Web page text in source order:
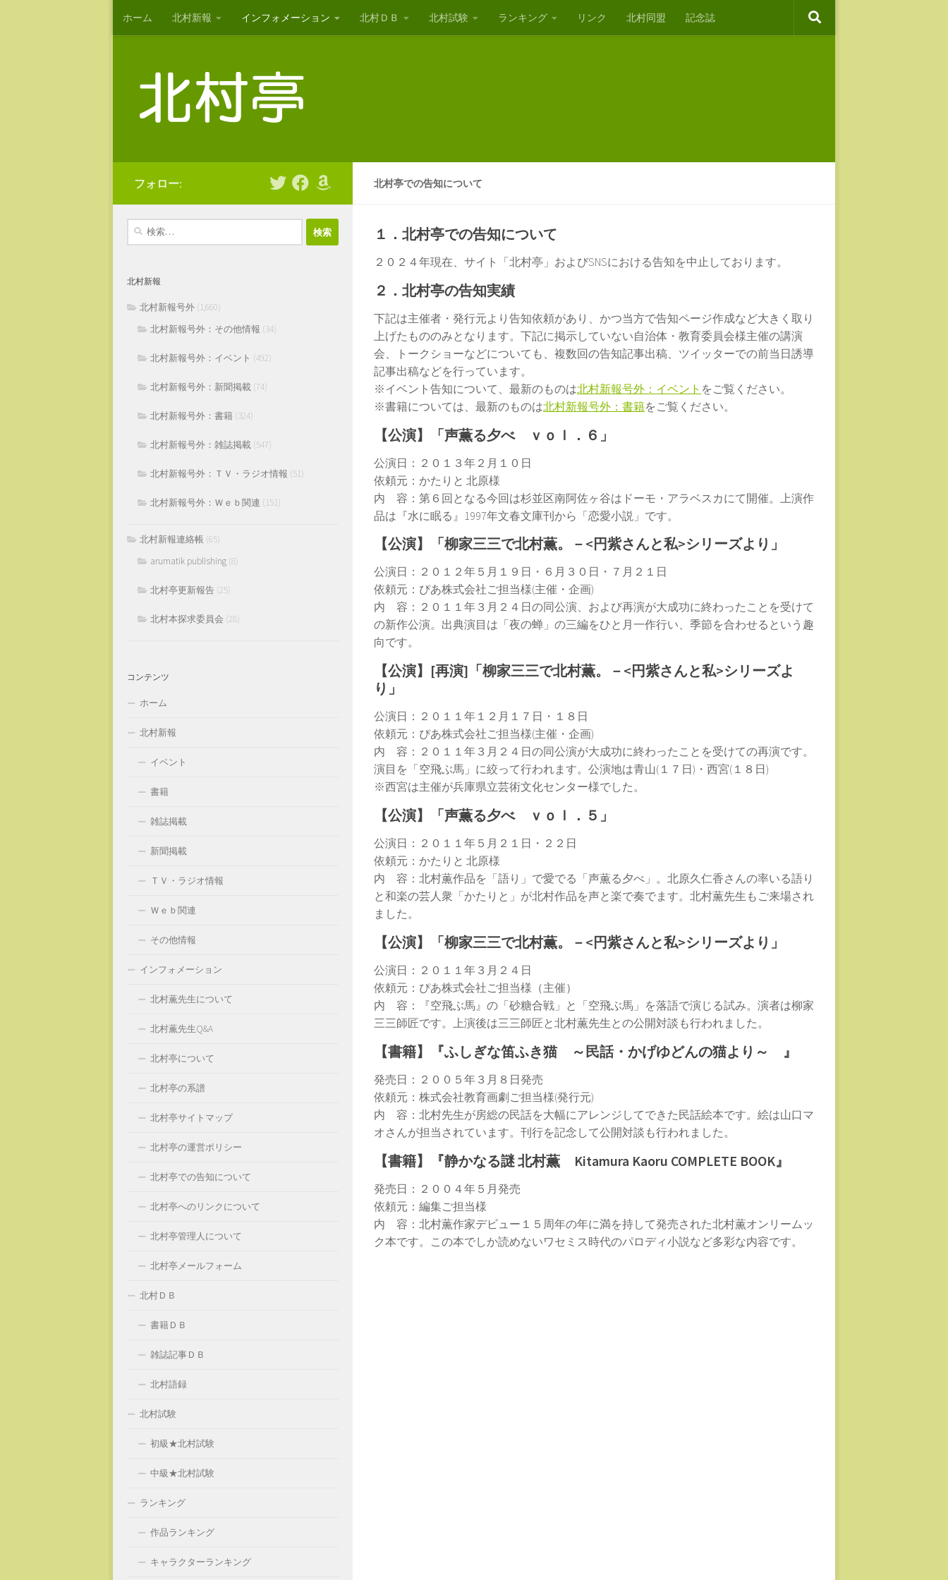
コンテンツへスキップ
ホーム 北村新報 インフォメーション 北村ＤＢ 北村試験 ランキング リンク 北村同盟 記念誌
北村亭での告知について
１．北村亭での告知について
２０２４年現在、サイト「北村亭」およびSNSにおける告知を中止しております。
２．北村亭の告知実績
下記は主催者・発行元より告知依頼があり、かつ当方で告知ページ作成など大きく取り
上げたもののみとなります。下記に掲示していない自治体・教育委員会様主催の講演
会、トークショーなどについても、複数回の告知記事出稿、ツイッターでの前当日誘導
記事出稿などを行っています。
※イベント告知について、最新のものは北村新報号外：イベント をご覧ください。
※書籍については、最新のものは北村新報号外：書籍をご覧ください。
【公演】「声薫る夕べ ｖｏｌ．６」
公演日：２０１３年２月１０日
依頼元：かたりと 北原様
内 容：第６回となる今回は杉並区南阿佐ヶ谷はドーモ・アラベスカにて開催。上演作
品は『水に眠る』1997年文春文庫刊から「恋愛小説」です。
【公演】「柳家三三で北村薫。－<円紫さんと私>シリーズより」
公演日：２０１２年５月１９日・６月３０日・７月２１日
依頼元：ぴあ株式会社ご担当様(主催・企画)
内 容：２０１１年３月２４日の同公演、および再演が大成功に終わったことを受けて
の新作公演。出典演目は「夜の蝉」の三編をひと月一作行い、季節を合わせるという趣
向です。
【公演】[再演]「柳家三三で北村薫。－<円紫さんと私>シリーズよ
り」
公演日：２０１１年１２月１７日・１８日
依頼元：ぴあ株式会社ご担当様(主催・企画)
内 容：２０１１年３月２４日の同公演が大成功に終わったことを受けての再演です。
演目を「空飛ぶ馬」に絞って行われます。公演地は青山(１７日)・西宮(１８日)
※西宮は主催が兵庫県立芸術文化センター様でした。
【公演】「声薫る夕べ ｖｏｌ．５」
公演日：２０１１年５月２１日・２２日
依頼元：かたりと 北原様
内 容：北村薫作品を「語り」で愛でる「声薫る夕べ」。北原久仁香さんの率いる語り
と和楽の芸人衆「かたりと」が北村作品を声と楽で奏でます。北村薫先生もご来場され
ました。
【公演】「柳家三三で北村薫。－<円紫さんと私>シリーズより」
公演日：２０１１年３月２４日
依頼元：ぴあ株式会社ご担当様（主催）
内 容：『空飛ぶ馬』の「砂糖合戦」と「空飛ぶ馬」を落語で演じる試み。演者は柳家
三三師匠です。上演後は三三師匠と北村薫先生との公開対談も行われました。
【書籍】『ふしぎな笛ふき猫 ～民話・かげゆどんの猫より～ 』
発売日：２００５年３月８日発売
依頼元：株式会社教育画劇ご担当様(発行元)
内 容：北村先生が房総の民話を大幅にアレンジしてできた民話絵本です。絵は山口マ
オさんが担当されています。刊行を記念して公開対談も行われました。
【書籍】『静かなる謎 北村薫 Kitamura Kaoru COMPLETE BOOK』
発売日：２００４年５月発売
依頼元：編集ご担当様
内 容：北村薫作家デビュー１５周年の年に満を持して発売された北村薫オンリームッ
ク本です。この本でしか読めないワセミス時代のパロディ小説など多彩な内容です。
フォロー:
検
北村新報
北村新報号外 (1,660)
北村新報号外：その他情報 (34)
北村新報号外：イベント (492)
北村新報号外：新聞掲載 (74)
北村新報号外：書籍 (324)
北村新報号外：雑誌掲載 (547)
北村新報号外：ＴＶ・ラジオ情報 (51)
北村新報号外：Ｗｅｂ関連 (151)
北村新報連絡帳 (65)
arumatik publishing (8)
北村亭更新報告 (25)
北村本探求委員会 (28)
コンテンツ
ホーム
北村新報
イベント
書籍
雑誌掲載
新聞掲載
ＴＶ・ラジオ情報
Ｗｅｂ関連
その他情報
インフォメーション
北村薫先生について
北村薫先生Q&A
北村亭について
北村亭の系譜
北村亭サイトマップ
北村亭の運営ポリシー
北村亭での告知について
北村亭へのリンクについて
北村亭管理人について
北村亭メールフォーム
北村ＤＢ
書籍ＤＢ
雑誌記事ＤＢ
北村語録
北村試験
初級★北村試験
中級★北村試験
ランキング
作品ランキング
キャラクターランキング